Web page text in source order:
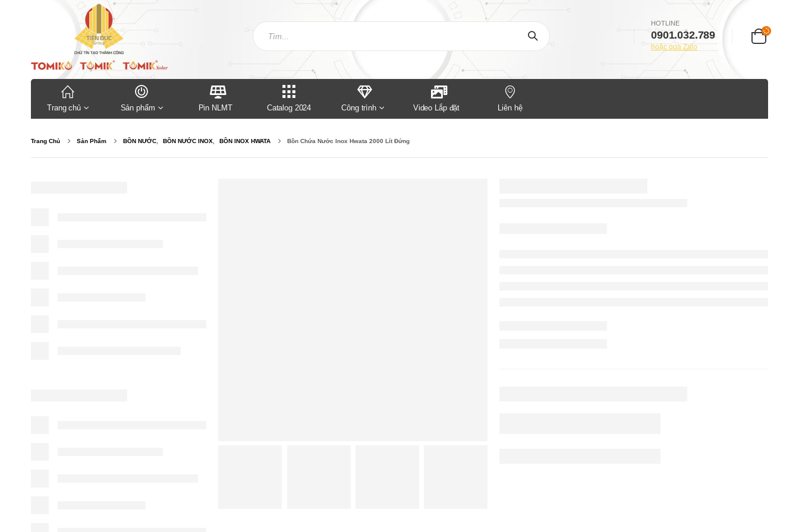
HOTLINE
0901.032.789
hoặc qua Zalo
Trang chủ Sản phẩm Pin NLMT Catalog 2024 Công trình Video Lắp đặt Liên hệ
Trang Chủ Sản Phẩm BỒN NƯỚC BỒN NƯỚC INOX BỒN INOX HWATA Bồn Chứa Nước Inox Hwata 2000 Lít Đứng